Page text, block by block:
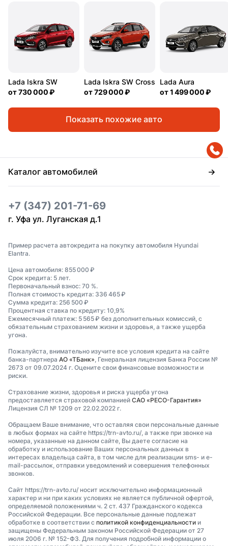
Lada Iskra SW
от730 000 ₽
Lada Iskra SW Cross
от729 000 ₽
Lada Aura
от1 499 000 ₽
Показать похожие авто
Каталог автомобилей
+7 (347) 201-71-69
г. Уфа ул. Луганская д.1
Пример расчета автокредита на покупку автомобиля Hyundai
Elantra.
Цена автомобиля: 855 000 ₽
Срок кредита: 5 лет.
Первоначальный взнос: 70 %.
Полная стоимость кредита: 336 465 ₽
Сумма кредита: 256 500 ₽
Процентная ставка по кредиту: 10,9%
Ежемесячный платеж: 5 565 ₽ без дополнительных комиссий, с
обязательным страхованием жизни и здоровья, а также ущерба
угона.
Пожалуйста, внимательно изучите все условия кредита на сайте
банка-партнера АО «ТБанк» , Генеральная лицензия Банка России №
2673 от 09.07.2024 г. Оцените свои финансовые возможности и
риски.
Страхование жизни, здоровья и риска ущерба угона
предоставляется страховой компанией САО «РЕСО-Гарантия»
Лицензия СЛ № 1209 от 22.02.2022 г.
Обращаем Ваше внимание, что оставляя свои персональные данные
в любых формах на сайте https://trn-avto.ru/, а также при звонке на
номера, указанные на данном сайте, Вы даете согласие на
обработку и использование Ваших персональных данных в
интересах владельца сайта, в том числе для реализации sms- и e-
mail-рассылок, отправки уведомлений и совершения телефонных
звонков.
Сайт https://trn-avto.ru/ носит исключительно информационный
характер и ни при каких условиях не является публичной офертой,
определяемой положениями ч. 2 ст. 437 Гражданского кодекса
Российской Федерации. Все персональные данные подлежат
обработке в соответствии с политикой конфиденциальности и
защищены Федеральным законом Российской Федерации от 27
июля 2006 г. № 152-ФЗ. Для получения подробной информации о